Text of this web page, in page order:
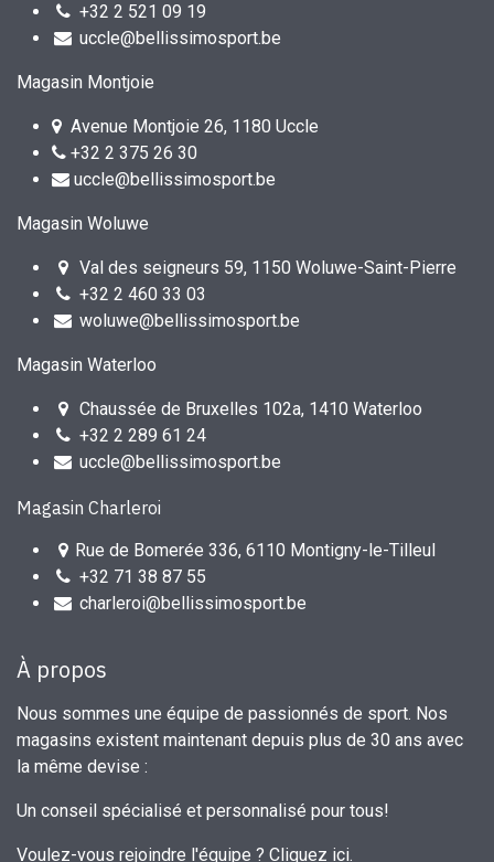
+32 2 521 09 19
uccle@bellissimosport.be
Magasin Montjoie
Avenue Montjoie 26, 1180 Uccle
+32 2 375 26 30
uccle@bellissimosport.be
Magasin Woluwe
Val des seigneurs 59, 1150 Woluwe-Saint-Pierre
+32 2 460 33 03
woluwe@bellissimosport.be
Magasin Waterloo
Chaussée de Bruxelles 102a, 1410 Waterloo
+32 2 289 61 24
uccle@bellissimosport.be
Magasin Charleroi
Rue de Bomerée 336, 6110 Montigny-le-Tilleul
+32 71 38 87 55
charleroi@bellissimosport.be
À propos
Nous sommes une équipe de passionnés de sport. Nos
magasins existent maintenant depuis plus de 30 ans avec
la même devise :
Un conseil spécialisé et personnalisé pour tous!
Voulez-vous rejoindre l'équipe ? Cliquez ici.